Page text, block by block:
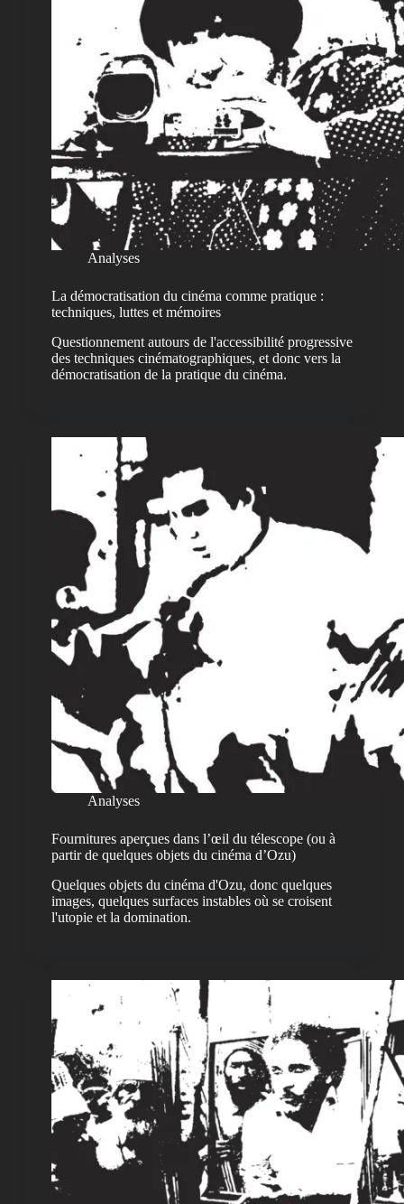
Analyses
La démocratisation du cinéma comme pratique :
techniques, luttes et mémoires
Questionnement autours de l'accessibilité progressive
des techniques cinématographiques, et donc vers la
démocratisation de la pratique du cinéma.
Analyses
Fournitures aperçues dans l’œil du télescope (ou à
partir de quelques objets du cinéma d’Ozu)
Quelques objets du cinéma d'Ozu, donc quelques
images, quelques surfaces instables où se croisent
l'utopie et la domination.